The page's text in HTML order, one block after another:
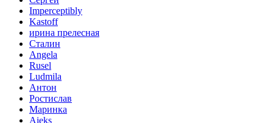
Imperceptibly
Kastoff
ирина прелесная
Сталин
Angela
Rusel
Ludmila
Антон
Ростислав
Маринка
Aieks